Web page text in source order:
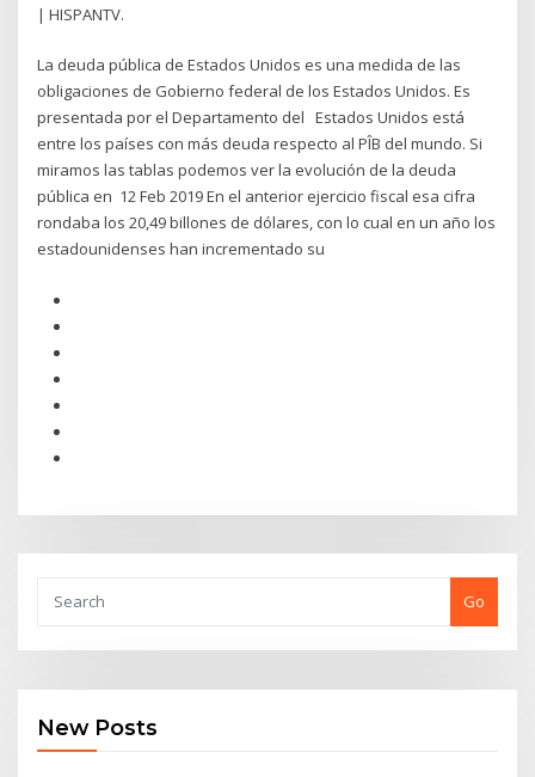
| HISPANTV.
La deuda pública de Estados Unidos es una medida de las
obligaciones de Gobierno federal de los Estados Unidos. Es
presentada por el Departamento del Estados Unidos está
entre los países con más deuda respecto al PÎB del mundo. Si
miramos las tablas podemos ver la evolución de la deuda
pública en 12 Feb 2019 En el anterior ejercicio fiscal esa cifra
rondaba los 20,49 billones de dólares, con lo cual en un año los
estadounidenses han incrementado su
Go
New Posts